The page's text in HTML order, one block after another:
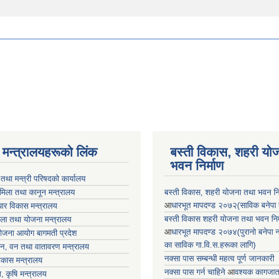
लिंक
मन्त्री परिषदको कार्यालय
तथा कानून मन्त्रालय
विकास मन्त्रालय
तथा योजना मन्त्रालय
आयोग बागमती प्रदेश
वन तथा वातावरण मन्त्रालय
मन्त्रालय
कृषि मन्त्रालय
बस्ती विकास, शहरी
भवन निर्माण
बस्ती विकास, शहरी योजना तथा भवन
आधारभूत मापदण्ड २०७२(साविक बनेपा
बस्ती विकास शहरी योजना तथा भवन
आधारभूत मापदण्ड २०७४(पुरानो बनेपा
का साविक गा.वि.स.हरूका लागि)
नक्सा पास सम्बन्धी महत्व पूर्ण जानकारी
नक्सा पास गर्न चाहिने आवश्यक